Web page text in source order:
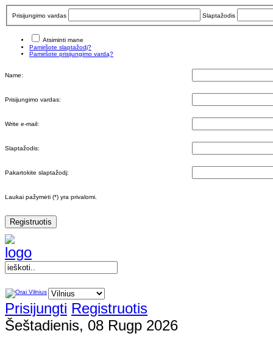
Prisijungimo vardas Slaptažodis
Atsiminti mane
Pamiršote slaptažodį?
Pamiršote prisijungimo vardą?
Name:
Prisijungimo vardas:
Write e-mail:
Slaptažodis:
Pakartokite slaptažodį:
Laukai pažymėti (*) yra privalomi.
Registruotis
Prisijungti Registruotis
Šeštadienis, 08 Rugp 2026